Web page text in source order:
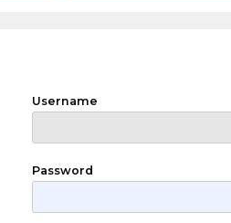
Username
Password